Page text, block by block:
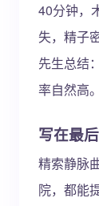
40分钟，
失，精子
先生总结
率自然高。
写在最后
精索静脉
院，都能